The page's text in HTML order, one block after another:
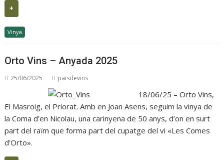
+
Vinya
Orto Vins – Anyada 2025
25/06/2025 paisdevins
18/06/25 – Orto Vins,
El Masroig, el Priorat. Amb en Joan Asens, seguim la vinya de
la Coma d’en Nicolau, una carinyena de 50 anys, d’on en surt
part del raïm que forma part del cupatge del vi «Les Comes
d’Orto».